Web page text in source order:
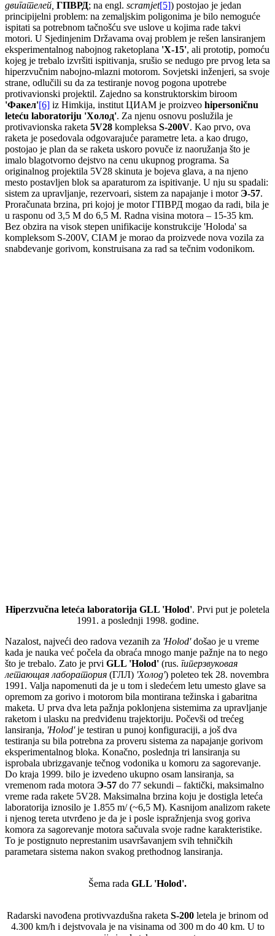
двигателей ГПВРД; na engl. scramjet[5]) postojao je jedan
principijelni problem: na zemaljskim poligonima je bilo nemoguće
ispitati sa potrebnom tačnošću sve uslove u kojima rade takvi
motori. U Sjedinjenim Državama ovaj problem je rešen lansiranjem
eksperimentalnog nabojnog raketoplana 'X-15', ali prototip, pomoću
kojeg je trebalo izvršiti ispitivanja, srušio se nedugo pre prvog leta sa
hiperzvučnim nabojno-mlazni motorom. Sovjetski inženjeri, sa svoje
strane, odlučili su da za testiranje novog pogona upotrebe
protivavionski projektil. Zajedno sa konstruktorskim biroom
'Факел'[6] iz Himkija, institut ЦИАМ je proizveo hipersoničnu
leteću laboratoriju 'Холод'. Za njenu osnovu poslužila je
protivavionska raketa 5V28 kompleksa S-200V. Kao prvo, ova
raketa je posedovala odgovarajuće parametre leta. a kao drugo,
postojao je plan da se raketa uskoro povuče iz naoružanja što je
imalo blagotvorno dejstvo na cenu ukupnog programa. Sa
originalnog projektila 5V28 skinuta je bojeva glava, a na njeno
mesto postavljen blok sa aparaturom za ispitivanje. U nju su spadali:
sistem za upravljanje, rezervoari, sistem za napajanje i motor Э-57.
Proračunata brzina, pri kojoj je motor ГПВРД mogao da radi, bila je
u rasponu od 3,5 M do 6,5 M. Radna visina motora – 15-35 km.
Bez obzira na visok stepen unifikacije konstrukcije 'Holoda' sa
kompleksom S-200V, CIAM je morao da proizvede nova vozila za
snabdevanje gorivom, konstruisana za rad sa tečnim vodonikom.
Hiperzvučna leteća laboratorija GLL 'Holod'. Prvi put je poletela
1991. a poslednji 1998. godine.
Nazalost, najveći deo radova vezanih za 'Holod'došao je u vreme
kada je nauka već počela da obraća mnogo manje pažnje na to nego
što je trebalo. Zato je prvi GLL 'Holod' (rus. гиперзвуковая
летающая лаборатория (ГЛЛ) 'Холод') poleteo tek 28. novembra
1991. Valja napomenuti da je u tom i sledećem letu umesto glave sa
opremom za gorivo i motorom bila montirana težinska i gabaritna
maketa. U prva dva leta pažnja poklonjena sistemima za upravljanje
raketom i ulasku na predviđenu trajektoriju. Počevši od trećeg
lansiranja, 'Holod'je testiran u punoj konfiguraciji, a još dva
testiranja su bila potrebna za proveru sistema za napajanje gorivom
eksperimentalnog bloka. Konačno, poslednja tri lansiranja su
isprobala ubrizgavanje tečnog vodonika u komoru za sagorevanje.
Do kraja 1999. bilo je izvedeno ukupno osam lansiranja, sa
vremenom rada motora Э-57 do 77 sekundi – faktički, maksimalno
vreme rada rakete 5V28. Maksimalna brzina koju je dostigla leteća
laboratorija iznosilo je 1.855 m/ (~6,5 M). Kasnijom analizom rakete
i njenog tereta utvrđeno je da je i posle ispražnjenja svog goriva
komora za sagorevanje motora sačuvala svoje radne karakteristike.
To je postignuto neprestanim usavršavanjem svih tehničkih
parametara sistema nakon svakog prethodnog lansiranja.
Šema rada GLL 'Holod'.
Radarski navođena protivvazdušna raketa S-200 letela je brinom od
4.300 km/h i dejstvovala je na visinama od 300 m do 40 km. U to